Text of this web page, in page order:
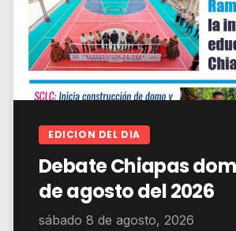
EDICION DEL DIA
Debate Chiapas
de agosto del 2026
sábado 8 de agosto, 2026